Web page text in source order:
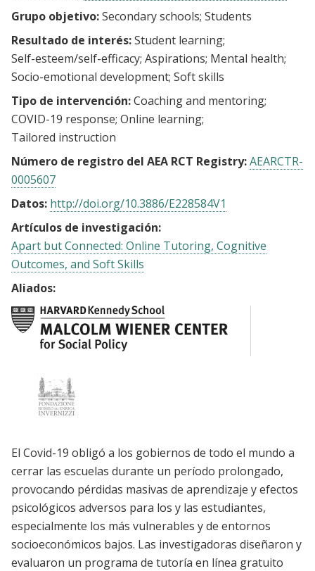
Grupo objetivo:Secondary schools Students
Resultado de interés:Student learning
Self-esteem/self-efficacy Aspirations Mental health
Socio-emotional development Soft skills
Tipo de intervención:Coaching and mentoring
COVID-19 response Online learning
Tailored instruction
Número de registro del AEA RCT Registry:AEARCTR-
0005607
Datos: http://doi.org/10.3886/E228584V1
Artículos de investigación:
Apart but Connected: Online Tutoring, Cognitive
Outcomes, and Soft Skills
Aliados:
El Covid-19 obligó a los gobiernos de todo el mundo a
cerrar las escuelas durante un período prolongado,
provocando pérdidas masivas de aprendizaje y efectos
psicológicos adversos para los y las estudiantes,
especialmente los más vulnerables y de entornos
socioeconómicos bajos. Las investigadoras diseñaron y
evaluaron un programa de tutoría en línea gratuito